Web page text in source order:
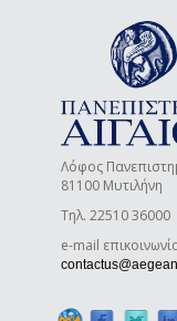
Λόφος
81100 Μυτιλήνη
Τηλ. 22510 36000
e-mail